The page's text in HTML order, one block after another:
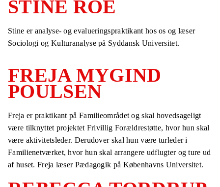
STINE ROE
Stine er analyse- og evalueringspraktikant hos os og læser
Sociologi og Kulturanalyse på Syddansk Universitet.
FREJA MYGIND
POULSEN
Freja er praktikant på Familieområdet og skal hovedsageligt
være tilknyttet projektet Frivillig Forældrestøtte, hvor hun skal
være aktivitetsleder. Derudover skal hun være turleder i
Familienetværket, hvor hun skal arrangere udflugter og ture ud
af huset. Freja læser Pædagogik på Københavns Universitet.